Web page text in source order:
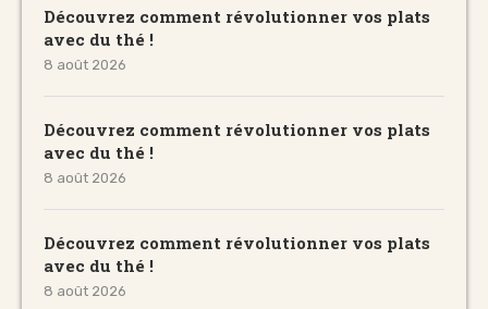
Découvrez comment révolutionner vos plats
avec du thé !
8 août 2026
Découvrez comment révolutionner vos plats
avec du thé !
8 août 2026
Découvrez comment révolutionner vos plats
avec du thé !
8 août 2026